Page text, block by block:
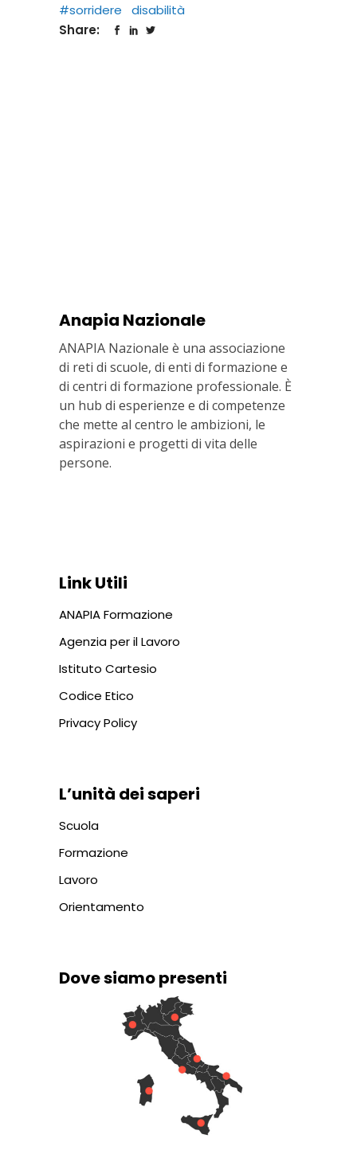
#sorridere
disabilità
Share:
Anapia Nazionale
ANAPIA Nazionale è una associazione
di reti di scuole, di enti di formazione e
di centri di formazione professionale. È
un hub di esperienze e di competenze
che mette al centro le ambizioni, le
aspirazioni e progetti di vita delle
persone.
Link Utili
ANAPIA Formazione
Agenzia per il Lavoro
Istituto Cartesio
Codice Etico
Privacy Policy
L’unità dei saperi
Scuola
Formazione
Lavoro
Orientamento
Dove siamo presenti